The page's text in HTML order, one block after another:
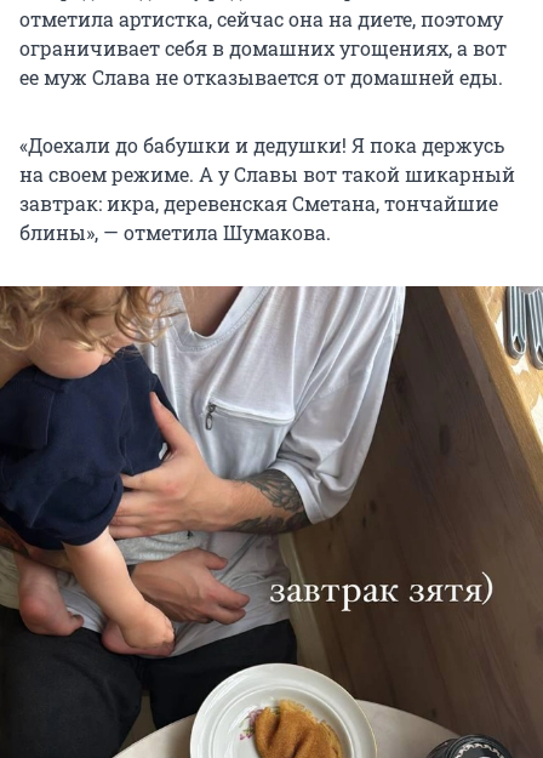
отметила артистка, сейчас она на диете, поэтому
ограничивает себя в домашних угощениях, а вот
ее муж Слава не отказывается от домашней еды.
«Доехали до бабушки и дедушки! Я пока держусь
на своем режиме. А у Славы вот такой шикарный
завтрак: икра, деревенская Сметана, тончайшие
блины», — отметила Шумакова.